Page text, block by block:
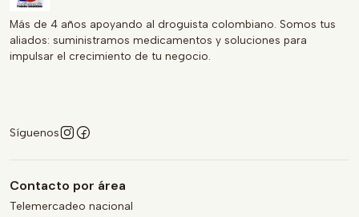
Más de 4 años apoyando al droguista colombiano. Somos tus
aliados: suministramos medicamentos y soluciones para
impulsar el crecimiento de tu negocio.
Síguenos
Contacto por área
Telemercadeo nacional